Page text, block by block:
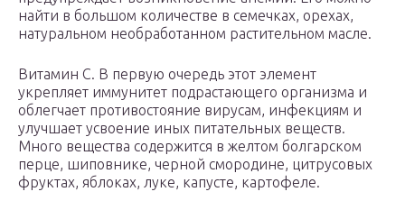
найти в большом количестве в семечках, орехах,
натуральном необработанном растительном масле.
Витамин С. В первую очередь этот элемент
укрепляет иммунитет подрастающего организма и
облегчает противостояние вирусам, инфекциям и
улучшает усвоение иных питательных веществ.
Много вещества содержится в желтом болгарском
перце, шиповнике, черной смородине, цитрусовых
фруктах, яблоках, луке, капусте, картофеле.